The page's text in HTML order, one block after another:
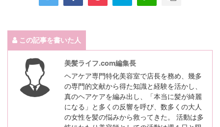
この記事を書いた人
美髪ライフ.com編集長
ヘアケア専門特化美容室で店長を務め、幾多
の専門的文献から得た知識と経験を活かし、
真のヘアケアを編み出し、「本当に髪が綺麗
になる」と多くの反響を呼び、数多くの大人
の女性を髪の悩みから救ってきた。 活動は多